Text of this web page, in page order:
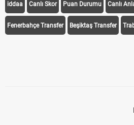
iddaa Canlı Skor Puan Durumu Canlı
Fenerbahçe Transfer Beşiktaş Transfer